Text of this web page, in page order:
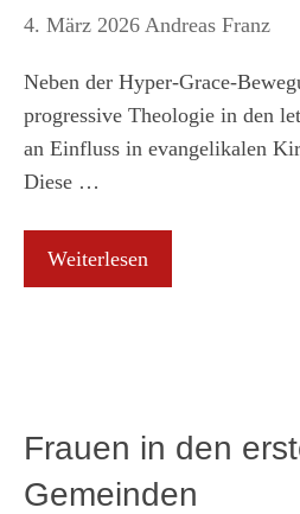
4. März 2026 Andreas Franz
Neben der Hyper-Grace-
progressive Theologie in den
an Einfluss in evangelikalen
Diese …
Weiterlesen
Frauen in den
Gemeinden